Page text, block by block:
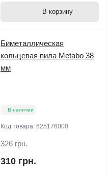
В корзину
Биметаллическая
кольцевая пила Metabo 38
мм
В наличии
Код товара: 625176000
326 грн.
310 грн.